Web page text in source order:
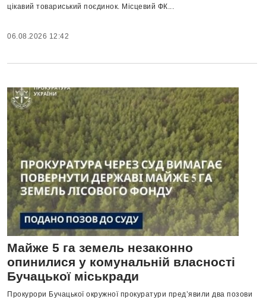
цікавий товариський поєдинок. Місцевий ФК...
06.08.2026 12:42
Майже 5 га земель незаконно
опинилися у комунальній власності
Бучацької міськради
Прокурори Бучацької окружної прокуратури пред’явили два позови